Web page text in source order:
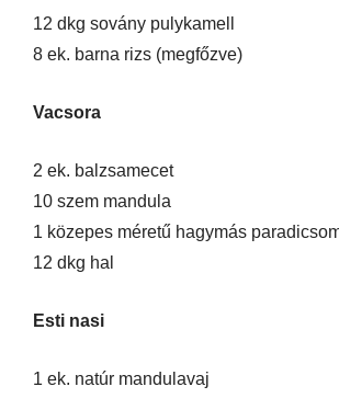
12 dkg sovány pulykamell
8 ek. barna rizs (megfőzve)
Vacsora
2 ek. balzsamecet
10 szem mandula
1 közepes méretű hagymás
12 dkg hal
Esti nasi
1 ek. natúr mandulavaj